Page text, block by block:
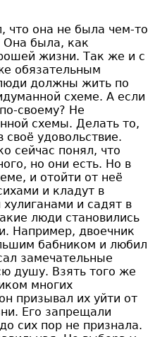
что она не была чем-то
была, как
жизни. Так же и с
обязательным
должны жить по
схеме. А если
своему? Не
схемы. Делать то,
удовольствие.
сейчас понял, что
но они есть. Но в
и отойти от неё
и кладут в
и садят в
люди становились
Например, двоечник
бабником и любил
замечательные
душу. Взять того же
многих
призывал их уйти от
Его запрещали
сих пор не признала.